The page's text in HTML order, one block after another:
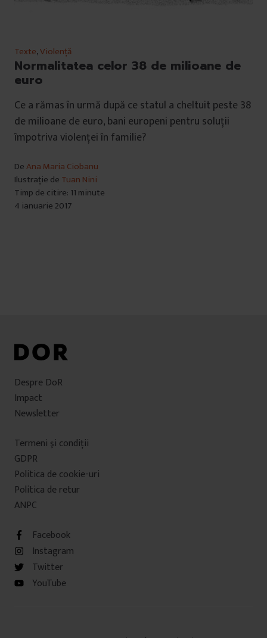
Texte,Violență
Normalitatea celor 38 de milioane de
euro
Ce a rămas în urmă după ce statul a cheltuit peste 38
de milioane de euro, bani europeni pentru soluții
împotriva violenței în familie?
DeAna Maria Ciobanu
Ilustrație de Tuan Nini
Timp de citire: 11 minute
4 ianuarie 2017
Despre DoR
Impact
Newsletter
Termeni şi condiţii
GDPR
Politica de cookie-uri
Politica de retur
ANPC
Facebook
Instagram
Twitter
YouTube